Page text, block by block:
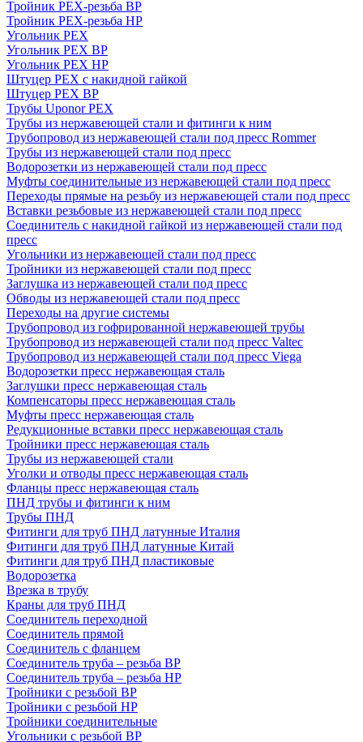
Тройник PEX-резьба ВР
Тройник PEX-резьба НР
Угольник PEX
Угольник PEX ВР
Угольник PEX НР
Штуцер PEX c накидной гайкой
Штуцер PEX ВР
Трубы Uponor PEX
Трубы из нержавеющей стали и фитинги к ним
Трубопровод из нержавеющей стали под пресс Rommer
Трубы из нержавеющей стали под пресс
Водорозетки из нержавеющей стали под пресс
Муфты соединительные из нержавеющей стали под пресс
Переходы прямые на резьбу из нержавеющей стали под пресс
Вставки резьбовые из нержавеющей стали под пресс
Соединитель с накидной гайкой из нержавеющей стали под
пресс
Угольники из нержавеющей стали под пресс
Тройники из нержавеющей стали под пресс
Заглушка из нержавеющей стали под пресс
Обводы из нержавеющей стали под пресс
Переходы на другие системы
Трубопровод из гофрированной нержавеющей трубы
Трубопровод из нержавеющей стали под пресс Valtec
Трубопровод из нержавеющей стали под пресс Viega
Водорозетки пресс нержавеющая сталь
Заглушки пресс нержавеющая сталь
Компенсаторы пресс нержавеющая сталь
Муфты пресс нержавеющая сталь
Редукционные вставки пресс нержавеющая сталь
Тройники пресс нержавеющая сталь
Трубы из нержавеющей стали
Уголки и отводы пресс нержавеющая сталь
Фланцы пресс нержавеющая сталь
ПНД трубы и фитинги к ним
Трубы ПНД
Фитинги для труб ПНД латунные Италия
Фитинги для труб ПНД латунные Китай
Фитинги для труб ПНД пластиковые
Водорозетка
Врезка в трубу
Краны для труб ПНД
Соединитель переходной
Соединитель прямой
Соединитель с фланцем
Соединитель труба – резьба ВР
Соединитель труба – резьба НР
Тройники с резьбой ВР
Тройники с резьбой НР
Тройники соединительные
Угольники с резьбой ВР